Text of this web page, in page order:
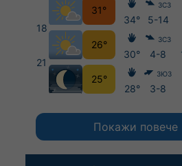
18
21
31°
26°
25°
34°
30°
28°
ЗСЗ
5-14
ЗСЗ
4-8
ЗЮЗ
3-8
Покажи повече